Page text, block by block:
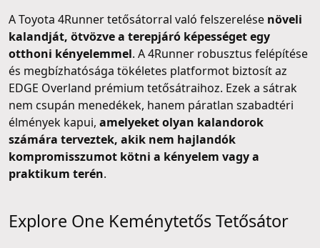
A Toyota 4Runner tetősátorral való felszerelése növeli
kalandját, ötvözve a terepjáró képességet egy
otthoni kényelemmel. A 4Runner robusztus felépítése
és megbízhatósága tökéletes platformot biztosít az
EDGE Overland prémium tetősátraihoz. Ezek a sátrak
nem csupán menedékek, hanem páratlan szabadtéri
élmények kapui, amelyeket olyan kalandorok
számára terveztek, akik nem hajlandók
kompromisszumot kötni a kényelem vagy a
praktikum terén.
Explore One Keménytetős Tetősátor